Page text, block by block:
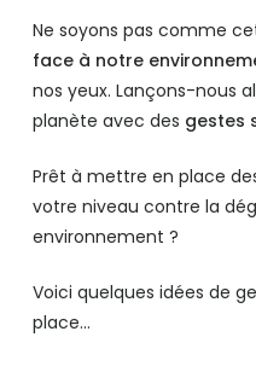
Ne soyons pas comme
face à notre
nos yeux. Lançons-nous
planète avec des gestes
Prêt à mettre en place
votre niveau contre la
environnement ?
Voici quelques idées de
place…